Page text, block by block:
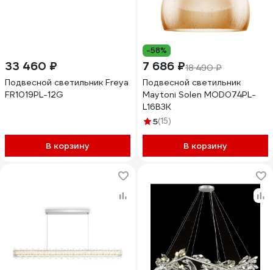
33 460 ₽
Подвесной светильник Freya
FR1019PL-12G
В корзину
-58%
7 686 ₽18 490 ₽
Подвесной светильник
Maytoni Solen MOD074PL-
L16B3K
5(15)
В корзину